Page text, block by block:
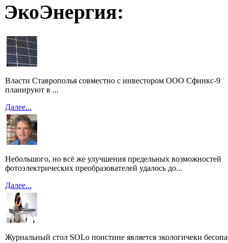
ЭкоЭнергия:
Власти Ставрополья совместно с инвестором ООО Сфинкс-9
планируют в ...
Далее...
Небольшого, но всё же улучшения предельных возможностей
фотоэлектрических преобразователей удалось до...
Далее...
Журнальный стол SOLo поистине является экологичеки